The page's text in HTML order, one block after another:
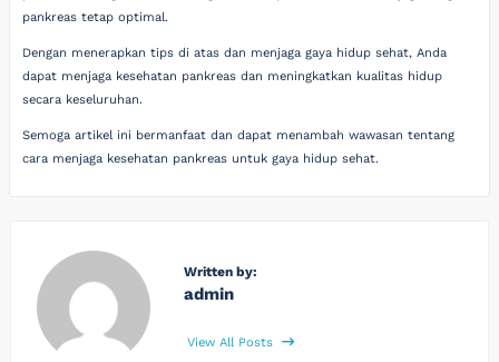
pankreas tetap optimal.
Dengan menerapkan tips di atas dan menjaga gaya hidup sehat, Anda
dapat menjaga kesehatan pankreas dan meningkatkan kualitas hidup
secara keseluruhan.
Semoga artikel ini bermanfaat dan dapat menambah wawasan tentang
cara menjaga kesehatan pankreas untuk gaya hidup sehat.
Written by:
admin
View All Posts